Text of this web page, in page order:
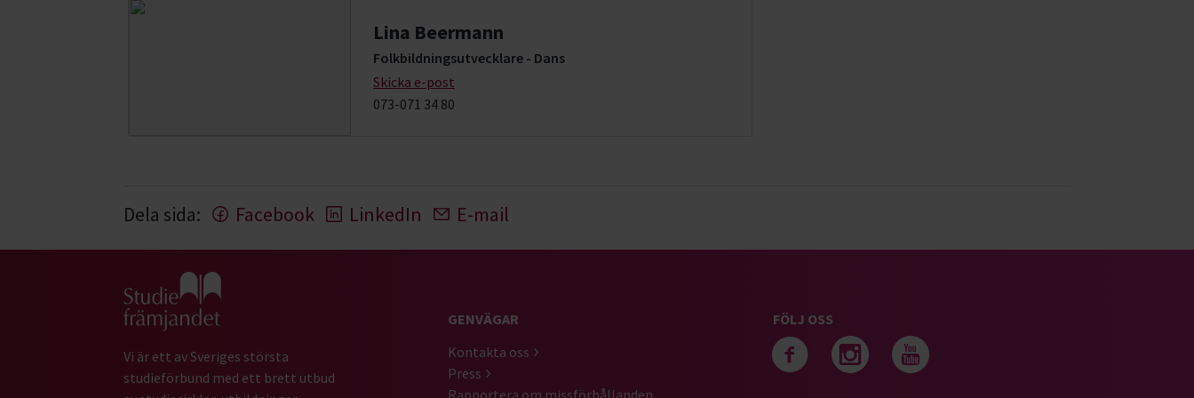
Lina Beermann
Folkbildningsutvecklare - Dans
Skicka e-post
073-071 34 80
Dela sida: Facebook LinkedIn E-mail
Gå till studiefrämjandets startsida
Vi är ett av Sveriges största
studieförbund med ett brett utbud
GENVÄGAR
Kontakta oss
Press
FÖLJ OSS
Följ oss på facebook
Följ oss på instagram
Följ oss på youtube